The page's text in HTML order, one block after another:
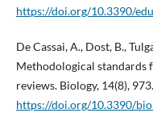
https://doi.org/10.3390/
De Cassai, A., Dost, B.,
Methodological standards
reviews. Biology, 14(8), 973.
https://doi.org/10.3390/